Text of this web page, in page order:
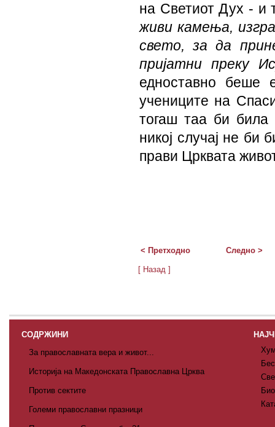
на Светиот Дух - и
живи камења,
свето, за да
пријатни преку
едноставно беше
учениците на
тогаш таа би била
никој случај не би
прави Црквата
< Претходно Следно >
[ Назад ]
СОДРЖИНИ
За православната вера и живот...
Историја на Македонската Православна Црква
Против сектите
Големи православни празници